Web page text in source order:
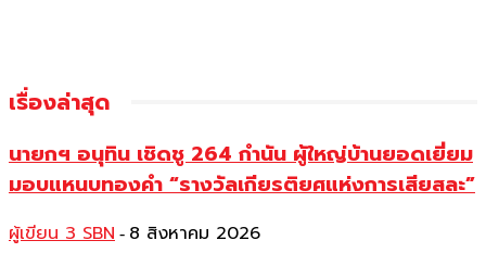
เรื่องล่าสุด
นายกฯ อนุทิน เชิดชู 264 กำนัน ผู้ใหญ่บ้านยอดเยี่ยม
มอบแหนบทองคำ “รางวัลเกียรติยศแห่งการเสียสละ”
ผู้เขียน 3 SBN - 8 สิงหาคม 2026